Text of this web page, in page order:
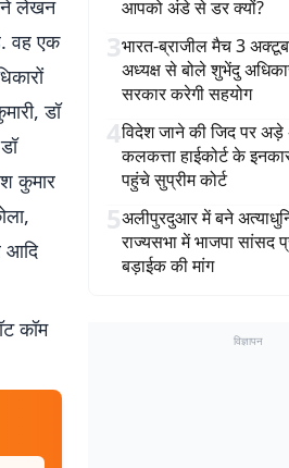
लेखन
वह एक
डॉ
कुमार
आदि
कॉम
आपको अंडे से डर क्यों?
3भारत-ब्राजील मैच 3
अध्यक्ष से बोले शुभेंदु
सरकार करेगी सहयोग
4विदेश जाने की जिद पर अड़े
कलकत्ता हाईकोर्ट के
पहुंचे सुप्रीम कोर्ट
5अलीपुरदुआर में बने
राज्यसभा में भाजपा सांसद
बड़ाईक की मांग
विज्ञापन